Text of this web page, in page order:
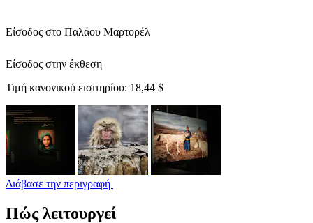
Είσοδος στο Παλάου Μαρτορέλ
Είσοδος στην έκθεση
Τιμή κανονικού εισιτηρίου: 18,44 $
Διάβασε την περιγραφή
Πώς λειτουργεί